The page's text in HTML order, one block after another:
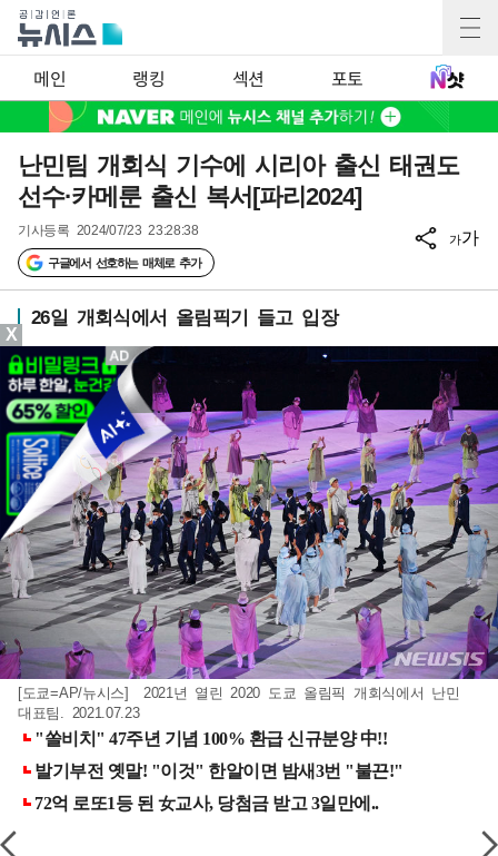
메인 랭킹 섹션 포토
난민팀 개회식 기수에 시리아 출신 태권도
선수·카메룬 출신 복서[파리2024]
기사등록 2024/07/23 23:28:38
구글에서 선호하는 매체로 추가
가가
26일 개회식에서 올림픽기 들고 입장
[도쿄=AP/뉴시스] 2021년 열린 2020 도쿄 올림픽 개회식에서 난민
대표팀. 2021.07.23
X